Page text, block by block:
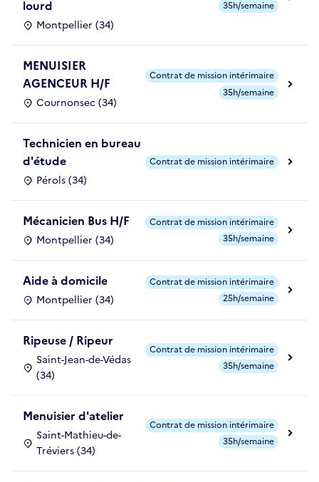
lourd
Montpellier (34)
35h/semaine
MENUISIER
AGENCEUR H/F
Cournonsec (34)
Contrat de mission intérimaire
35h/semaine
Technicien en bureau
d'étude
Pérols (34)
Contrat de mission intérimaire
Mécanicien Bus H/F
Montpellier (34)
Contrat de mission intérimaire
35h/semaine
Aide à domicile
Montpellier (34)
Contrat de mission intérimaire
25h/semaine
Ripeuse / Ripeur
Saint-Jean-de-Védas
(34)
Contrat de mission intérimaire
35h/semaine
Menuisier d'atelier
Saint-Mathieu-de-
Tréviers (34)
Contrat de mission intérimaire
35h/semaine